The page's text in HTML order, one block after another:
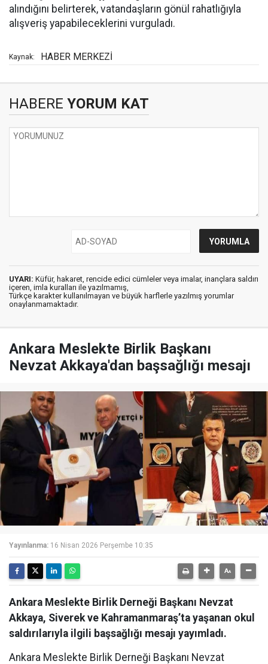
alındığını belirterek, vatandaşların gönül rahatlığıyla
alışveriş yapabileceklerini vurguladı.
Kaynak: HABER MERKEZİ
HABERE YORUM KAT
UYARI: Küfür, hakaret, rencide edici cümleler veya imalar, inançlara saldırı
içeren, imla kuralları ile yazılmamış,
Türkçe karakter kullanılmayan ve büyük harflerle yazılmış yorumlar
onaylanmamaktadır.
Ankara Meslekte Birlik Başkanı
Nevzat Akkaya'dan başsağlığı mesajı
Yayınlanma: 16 Nisan 2026 Perşembe 10:35
Ankara Meslekte Birlik Derneği Başkanı Nevzat
Akkaya, Siverek ve Kahramanmaraş’ta yaşanan okul
saldırılarıyla ilgili başsağlığı mesajı yayımladı.
Ankara Meslekte Birlik Derneği Başkanı Nevzat